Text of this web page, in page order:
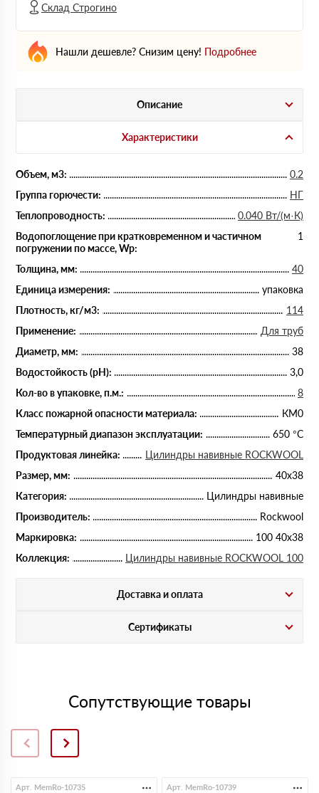
Склад Строгино
Нашли дешевле? Снизим цену! Подробнее
Описание
Характеристики
Объем, м3:
0.2
Группа горючести:
НГ
Теплопроводность:
0.040 Вт/(м·К)
Водопоглощение при кратковременном и частичном
погружении по массе, Wp:
1
Толщина, мм:
40
Единица измерения:
упаковка
Плотность, кг/м3:
114
Применение:
Для труб
Диаметр, мм:
38
Водостойкость (рН):
3,0
Кол-во в упаковке, п.м.:
8
Класс пожарной опасности материала:
КМ0
Температурный диапазон эксплуатации:
650 °С
Продуктовая линейка:
Цилиндры навивные ROCKWOOL
Размер, мм:
40х38
Категория:
Цилиндры навивные
Производитель:
Rockwool
Маркировка:
100 40х38
Коллекция:
Цилиндры навивные ROCKWOOL 100
Доставка и оплата
Сертификаты
Сопутствующие товары
Арт. MemRo-10735 Арт. MemRo-10739